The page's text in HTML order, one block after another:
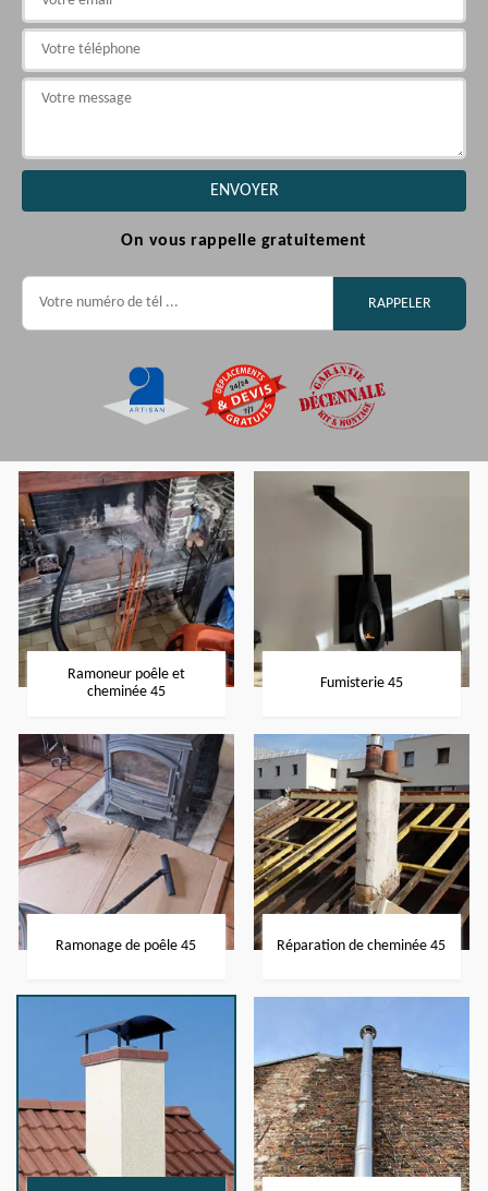
On vous rappelle gratuitement
Ramoneur poêle et
cheminée 45
Fumisterie 45
Ramonage de poêle 45 Réparation de cheminée 45